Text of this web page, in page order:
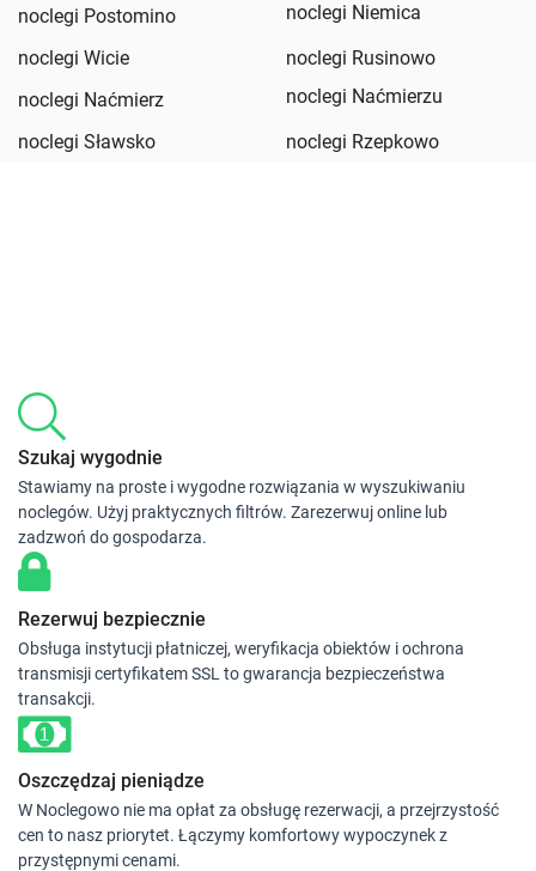
noclegi Postomino
noclegi Niemica
noclegi Wicie
noclegi Rusinowo
noclegi Naćmierz
noclegi Naćmierzu
noclegi Sławsko
noclegi Rzepkowo
Szukaj wygodnie
Stawiamy na proste i wygodne rozwiązania w wyszukiwaniu
noclegów. Użyj praktycznych filtrów. Zarezerwuj online lub
zadzwoń do gospodarza.
Rezerwuj bezpiecznie
Obsługa instytucji płatniczej, weryfikacja obiektów i ochrona
transmisji certyfikatem SSL to gwarancja bezpieczeństwa
transakcji.
Oszczędzaj pieniądze
W Noclegowo nie ma opłat za obsługę rezerwacji, a przejrzystość
cen to nasz priorytet. Łączymy komfortowy wypoczynek z
przystępnymi cenami.